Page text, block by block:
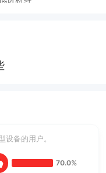
设备的用户。
70.0%